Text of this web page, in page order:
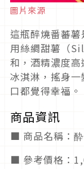
圖片來源
這瓶醉燒番蕃
用絲綢甜薯（
和，酒精濃度
冰淇淋，搖身
口都覺得幸福。
商品資訊
■ 商品名稱：
■ 參考價格：